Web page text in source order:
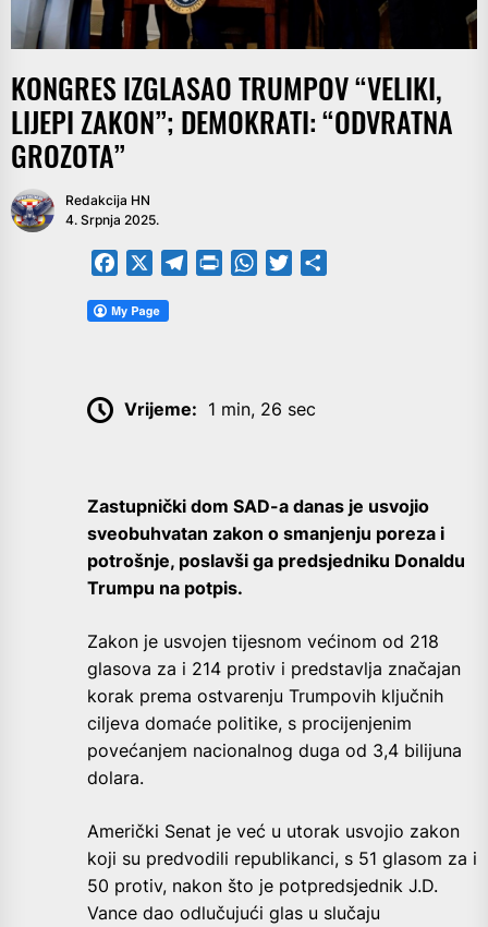
KONGRES IZGLASAO TRUMPOV “VELIKI,
LIJEPI ZAKON”; DEMOKRATI: “ODVRATNA
GROZOTA”
Redakcija HN
4. Srpnja 2025.
Facebook TelegramPrintFriendly
WhatsApp
Twitter
Vrijeme: 1 min, 26 sec
Zastupnički dom SAD-a danas je usvojio
sveobuhvatan zakon o smanjenju poreza i
potrošnje, poslavši ga predsjedniku Donaldu
Trumpu na potpis.
Zakon je usvojen tijesnom većinom od 218
glasova za i 214 protiv i predstavlja značajan
korak prema ostvarenju Trumpovih ključnih
ciljeva domaće politike, s procijenjenim
povećanjem nacionalnog duga od 3,4 bilijuna
dolara.
Američki Senat je već u utorak usvojio zakon
koji su predvodili republikanci, s 51 glasom za i
50 protiv, nakon što je potpredsjednik J.D.
Vance dao odlučujući glas u slučaju